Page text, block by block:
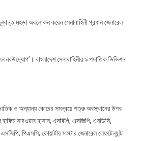
মহড়া অবলোকন করেন সেনাবাহিনী প্রধান জেনারেল
বাংলাদেশ সেনাবাহিনীর ৯ পদাতিক ডিভিশন
পদাতিক ও অন্যান্য কোরের সমন্বয়ে শত্রু অবস্থানের উপর
সারওয়ার হাসান, এসবিপি, এসজিপি, এনডিসি,
পিএসসি; কোয়ার্টার মাস্টার জেনারেল লেফটেন্যান্ট